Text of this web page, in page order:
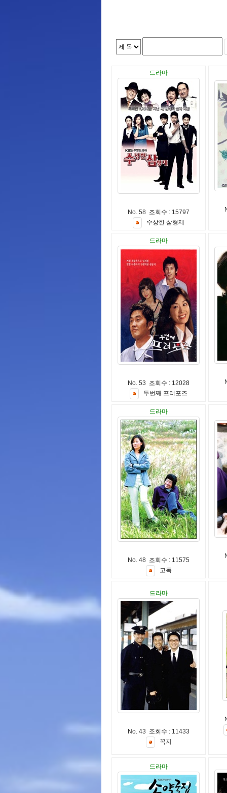
드라마
No. 58 조회수 : 15797
수상한 삼형제
드라마
No. 53 조회수 : 12028
두번째 프러 포즈
드라마
No. 48 조회수 : 11575
고독
드라마
No. 43 조회수 : 11433
꼭지
드라마